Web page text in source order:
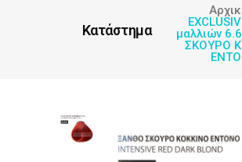
Κατάστημα
μαλλιών
ΣΚΟΥΡΟ